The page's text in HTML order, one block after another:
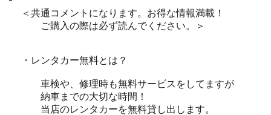
＜共通コメントになります。お得な情報満載！
ご購入の際は必ず読んでください。＞
・レンタカー無料とは？
車検や、修理時も無料サービスをしてますが
納車までの大切な時間！
当店のレンタカーを無料貸し出します。